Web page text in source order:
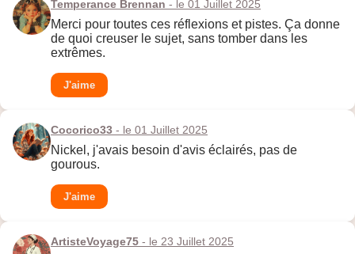
Temperance Brennan - le 01 Juillet 2025
Merci pour toutes ces réflexions et pistes. Ça donne
de quoi creuser le sujet, sans tomber dans les
extrêmes.
J'aime
Cocorico33 - le 01 Juillet 2025
Nickel, j'avais besoin d'avis éclairés, pas de
gourous.
J'aime
ArtisteVoyage75 - le 23 Juillet 2025